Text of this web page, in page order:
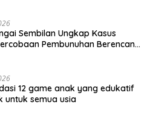
Sembilan Ungkap Kasus
Pembunuhan Berencana,
12 game anak yang edukatif
untuk semua usia